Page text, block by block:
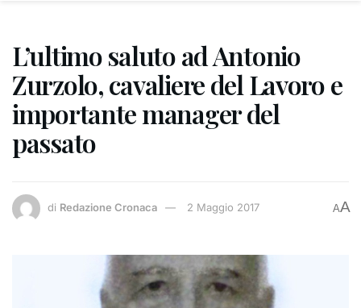
L’ultimo saluto ad Antonio
Zurzolo, cavaliere del Lavoro e
importante manager del
passato
di Redazione Cronaca 2 Maggio 2017 AA